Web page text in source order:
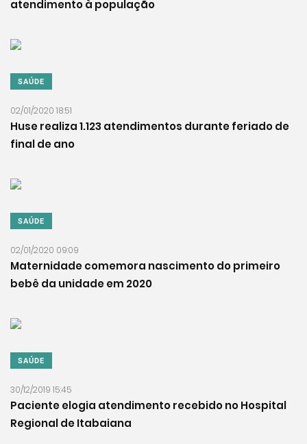
atendimento à população
SAÚDE
02/01/2020 18:51
Huse realiza 1.123 atendimentos durante feriado de
final de ano
SAÚDE
02/01/2020 09:09
Maternidade comemora nascimento do primeiro
bebê da unidade em 2020
SAÚDE
30/12/2019 15:45
Paciente elogia atendimento recebido no Hospital
Regional de Itabaiana